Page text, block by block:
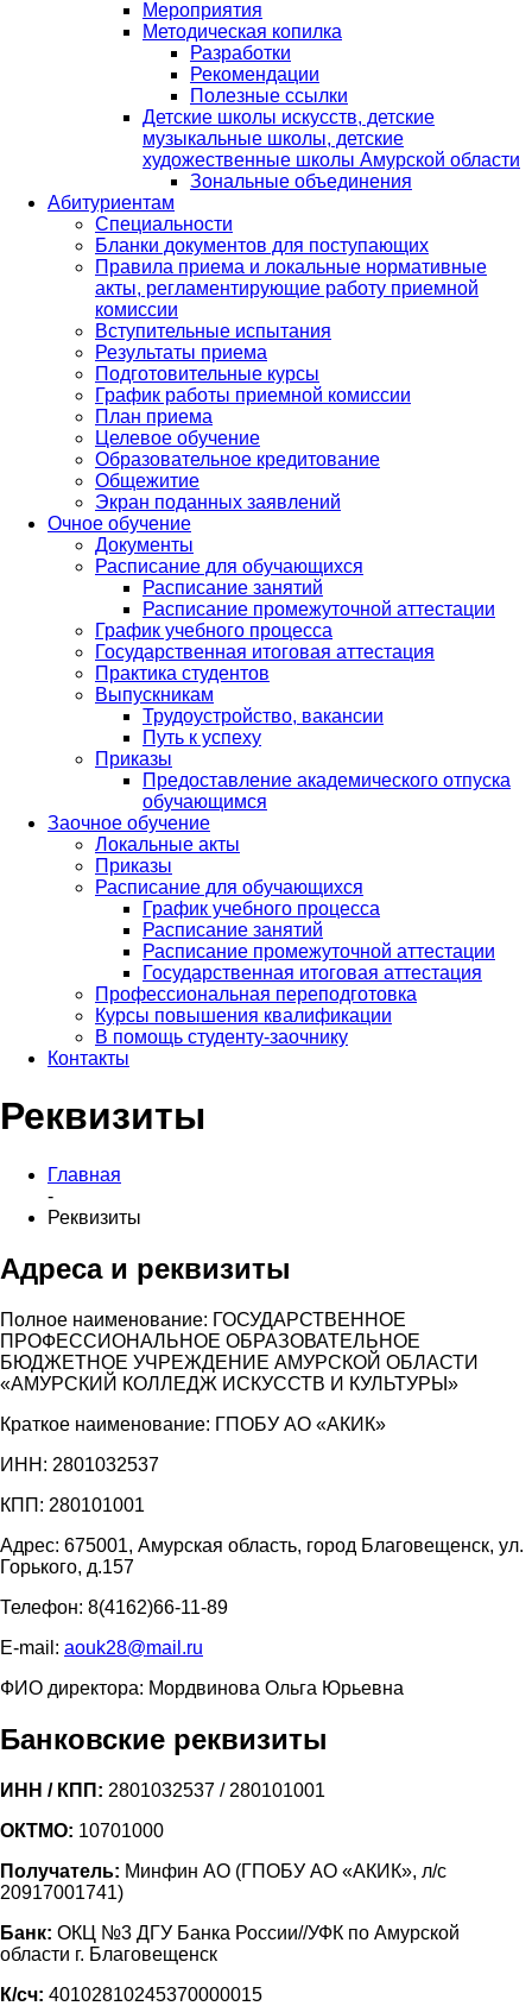
Мероприятия
Методическая копилка
Разработки
Рекомендации
Полезные ссылки
Детские школы искусств, детские
музыкальные школы, детские
художественные школы Амурской области
Зональные объединения
Абитуриентам
Специальности
Бланки документов для поступающих
Правила приема и локальные нормативные
акты, регламентирующие работу приемной
комиссии
Вступительные испытания
Результаты приема
Подготовительные курсы
График работы приемной комиссии
План приема
Целевое обучение
Образовательное кредитование
Общежитие
Экран поданных заявлений
Очное обучение
Документы
Расписание для обучающихся
Расписание занятий
Расписание промежуточной аттестации
График учебного процесса
Государственная итоговая аттестация
Практика студентов
Выпускникам
Трудоустройство, вакансии
Путь к успеху
Приказы
Предоставление академического отпуска
обучающимся
Заочное обучение
Локальные акты
Приказы
Расписание для обучающихся
График учебного процесса
Расписание занятий
Расписание промежуточной аттестации
Государственная итоговая аттестация
Профессиональная переподготовка
Курсы повышения квалификации
В помощь студенту-заочнику
Контакты
Реквизиты
Главная
-
Реквизиты
Адреса и реквизиты
Полное наименование: ГОСУДАРСТВЕННОЕ
ПРОФЕССИОНАЛЬНОЕ ОБРАЗОВАТЕЛЬНОЕ
БЮДЖЕТНОЕ УЧРЕЖДЕНИЕ АМУРСКОЙ ОБЛАСТИ
«АМУРСКИЙ КОЛЛЕДЖ ИСКУССТВ И КУЛЬТУРЫ»
Краткое наименование: ГПОБУ АО «АКИК»
ИНН: 2801032537
КПП: 280101001
Адрес: 675001, Амурская область, город Благовещенск, ул.
Горького, д.157
Телефон: 8(4162)66-11-89
E-mail: aouk28@mail.ru
ФИО директора: Мордвинова Ольга Юрьевна
Банковские реквизиты
ИНН / КПП: 2801032537 / 280101001
ОКТМО: 10701000
Получатель: Минфин АО (ГПОБУ АО «АКИК», л/с
20917001741)
Банк: ОКЦ №3 ДГУ Банка России//УФК по Амурской
области г. Благовещенск
К/сч: 40102810245370000015